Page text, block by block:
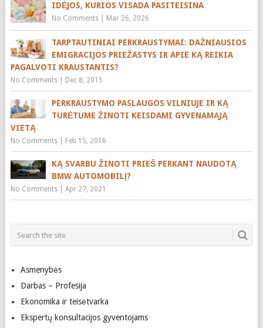
IDĖJOS, KURIOS VISADA PASITEISINA
No Comments| Mar 26, 2026
TARPTAUTINIAI PERKRAUSTYMAI: DAŽNIAUSIOS
EMIGRACIJOS PRIEŽASTYS IR APIE KĄ REIKIA
PAGALVOTI KRAUSTANTIS?
No Comments| Dec 8, 2015
PERKRAUSTYMO PASLAUGOS VILNIUJE IR KĄ
TURĖTUME ŽINOTI KEISDAMI GYVENAMĄJĄ
VIETĄ
No Comments| Feb 15, 2016
KĄ SVARBU ŽINOTI PRIEŠ PERKANT NAUDOTĄ
BMW AUTOMOBILĮ?
No Comments| Apr 27, 2021
Asmenybės
Darbas – Profesija
Ekonomika ir teisėtvarka
Ekspertų konsultacijos gyventojams